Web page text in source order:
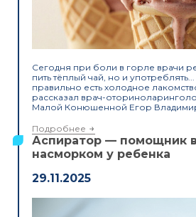
Cегодня при боли в горле врачи
пить тёплый чай, но и
правильно есть холодное
рассказал врач-
Малой Конюшенной Егор
Подробнее
Аспиратор — помощник
насморком у ребенка
29.11.2025